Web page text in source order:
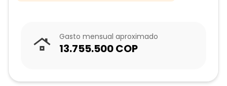
Gasto mensual aproximado
13.755.500COP